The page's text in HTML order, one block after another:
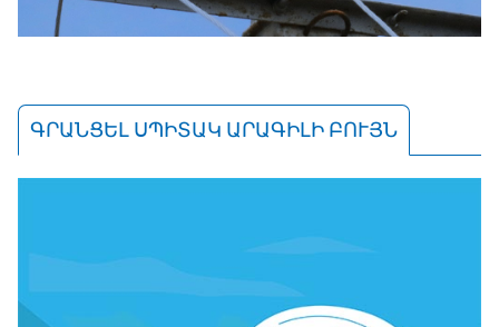
ԳՐԱՆՑԵԼ ՍՊԻՏԱԿ ԱՐԱԳԻԼԻ ԲՈՒՅՆ